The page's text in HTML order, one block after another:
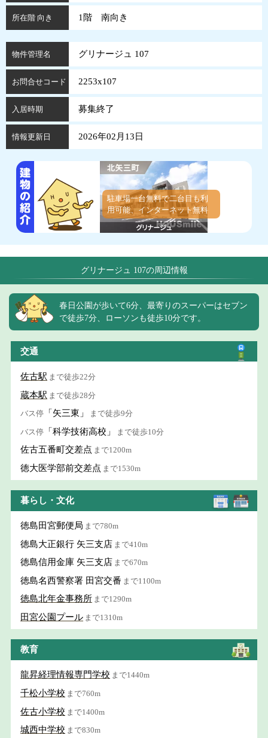
所在階 向き 1階 南向き
物件管理名 グリナージュ 107
お問合せコード 2253x107
入居時期 募集終了
情報更新日 2026年02月13日
駐車場一台無料で二台目も利
用可能、インターネット無料
グリナージュ 107の周辺情報
春日公園が歩いて6分、最寄りのスーパーはセブン
で徒歩7分、ローソンも徒歩10分です。
交通
佐古駅 まで徒歩22分
蔵本駅 まで徒歩28分
バス停 「矢三東」 まで徒歩9分
バス停 「科学技術高校」 まで徒歩10分
佐古五番町交差点 まで1200m
徳大医学部前交差点 まで1530m
暮らし・文化
徳島田宮郵便局 まで780m
徳島大正銀行 矢三支店 まで410m
徳島信用金庫 矢三支店 まで670m
徳島名西警察署 田宮交番 まで1100m
徳島北年金事務所 まで1290m
田宮公園プール まで1310m
教育
龍昇経理情報専門学校 まで1440m
千松小学校 まで760m
佐古小学校 まで1400m
城西中学校 まで830m